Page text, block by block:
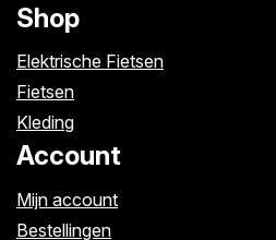
Shop
Elektrische Fietsen
Fietsen
Kleding
Account
Mijn account
Bestellingen